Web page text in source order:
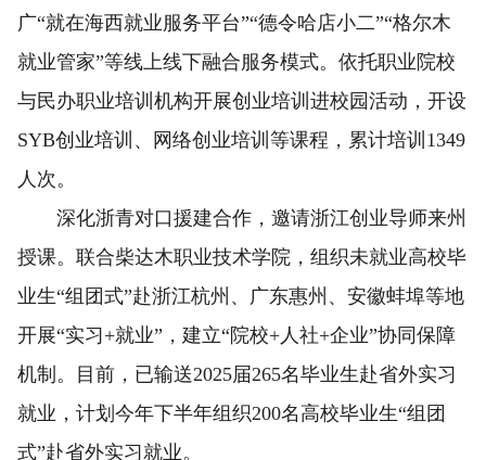
广“就在海西就业服务平台”“德令哈店小二”“格尔木
就业管家”等线上线下融合服务模式。依托职业院校
与民办职业培训机构开展创业培训进校园活动，开设
SYB创业培训、网络创业培训等课程，累计培训1349
人次。
深化浙青对口援建合作，邀请浙江创业导师来州
授课。联合柴达木职业技术学院，组织未就业高校毕
业生“组团式”赴浙江杭州、广东惠州、安徽蚌埠等地
开展“实习+就业”，建立“院校+人社+企业”协同保障
机制。目前，已输送2025届265名毕业生赴省外实习
就业，计划今年下半年组织200名高校毕业生“组团
式”赴省外实习就业。